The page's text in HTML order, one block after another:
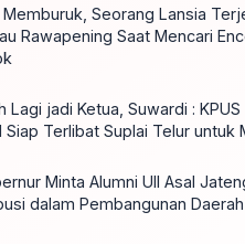
Memburuk, Seorang Lansia
Rawapening Saat Mencari
Lagi jadi Ketua, Suwardi : KPUS
Siap Terlibat Suplai Telur untuk
Minta Alumni UII Asal
dalam Pembangunan Daerah